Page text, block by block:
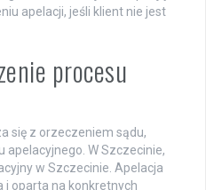
apelacji, jeśli klient nie jest
procesu
się z orzeczeniem sądu,
apelacyjnego. W Szczecinie,
w Szczecinie. Apelacja
i oparta na konkretnych